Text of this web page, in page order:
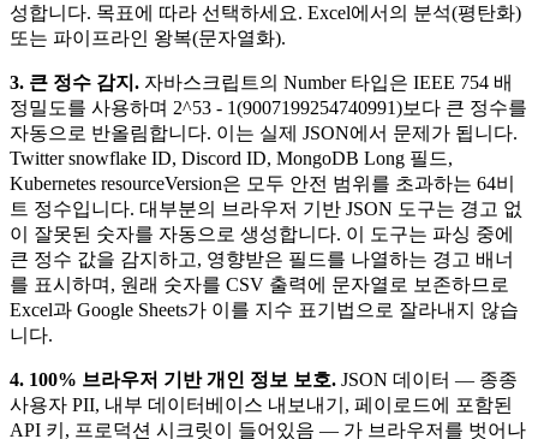
성합니다. 목표에 따라 선택하세요. Excel에서의 분석(평탄화)
또는 파이프라인 왕복(문자열화).
3. 큰 정수 감지. 자바스크립트의 Number 타입은 IEEE 754 배
정밀도를 사용하며 2^53 - 1(9007199254740991)보다 큰 정수를
자동으로 반올림합니다. 이는 실제 JSON에서 문제가 됩니다.
Twitter snowflake ID, Discord ID, MongoDB Long 필드,
Kubernetes resourceVersion은 모두 안전 범위를 초과하는 64비
트 정수입니다. 대부분의 브라우저 기반 JSON 도구는 경고 없
이 잘못된 숫자를 자동으로 생성합니다. 이 도구는 파싱 중에
큰 정수 값을 감지하고, 영향받은 필드를 나열하는 경고 배너
를 표시하며, 원래 숫자를 CSV 출력에 문자열로 보존하므로
Excel과 Google Sheets가 이를 지수 표기법으로 잘라내지 않습
니다.
4. 100% 브라우저 기반 개인 정보 보호. JSON 데이터 — 종종
사용자 PII, 내부 데이터베이스 내보내기, 페이로드에 포함된
API 키, 프로덕션 시크릿이 들어있음 — 가 브라우저를 벗어나